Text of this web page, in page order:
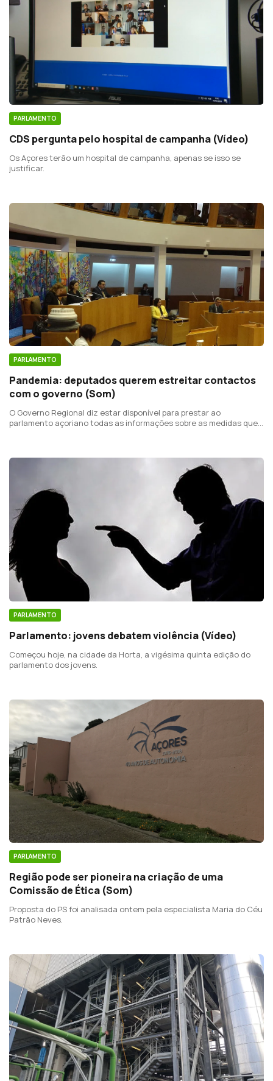
PARLAMENTO
CDS pergunta pelo hospital de campanha (Vídeo)
Os Açores terão um hospital de campanha, apenas se isso se
justificar.
PARLAMENTO
Pandemia: deputados querem estreitar contactos
com o governo (Som)
O Governo Regional diz estar disponível para prestar ao
parlamento açoriano todas as informações sobre as medidas que
PARLAMENTO
Parlamento: jovens debatem violência (Vídeo)
Começou hoje, na cidade da Horta, a vigésima quinta edição do
parlamento dos jovens.
PARLAMENTO
Região pode ser pioneira na criação de uma
Comissão de Ética (Som)
Proposta do PS foi analisada ontem pela especialista Maria do Céu
Patrão Neves.